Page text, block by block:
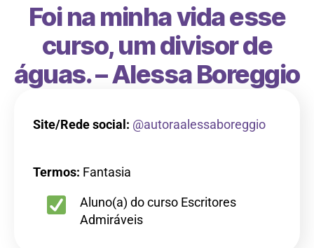
Foi na minha vida esse
curso, um divisor de
águas. – Alessa Boreggio
Site/Rede social: @autoraalessaboreggio
Termos: Fantasia
Aluno(a) do curso Escritores
Admiráveis